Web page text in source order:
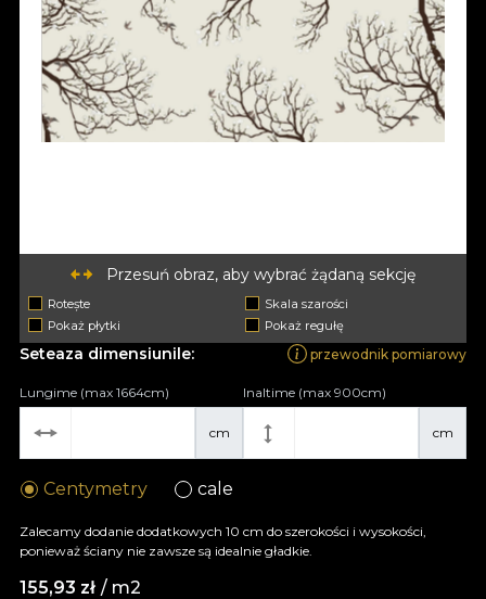
Przesuń obraz, aby wybrać żądaną sekcję
Rotește
Skala szarości
Pokaż płytki
Pokaż regułę
Seteaza dimensiunile: przewodnik pomiarowy
cm
Lungime (max 1664cm)
cm
Inaltime (max 900cm)
Centymetry cale
Zalecamy dodanie dodatkowych 10 cm do szerokości i wysokości,
ponieważ ściany nie zawsze są idealnie gładkie.
155,93 zł / m2